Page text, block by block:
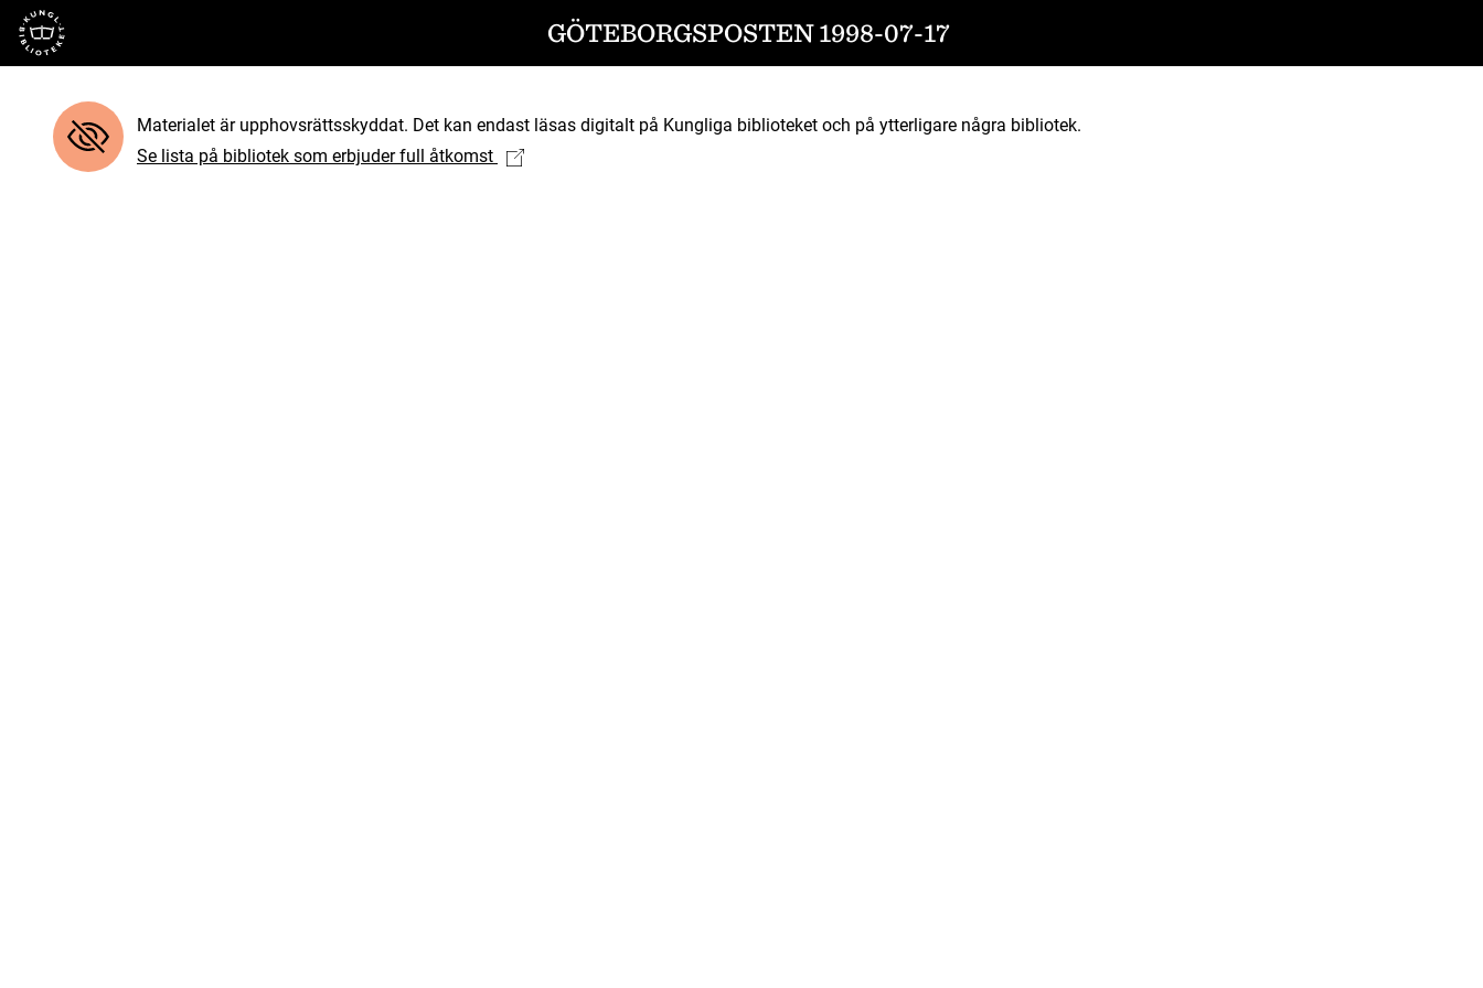
Till startsidan GÖTEBORGSPOSTEN 1998-07-17
Materialet är upphovsrättsskyddat. Det kan endast läsas digitalt på Kungliga biblioteket och på ytterligare några bibliotek.
Se lista på bibliotek som erbjuder full åtkomst